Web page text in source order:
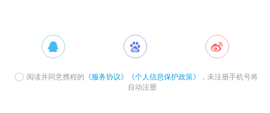
阅读并同意携程的 《服务协议》 《个人信息保护政策》
，未注册手机号将
自动注册